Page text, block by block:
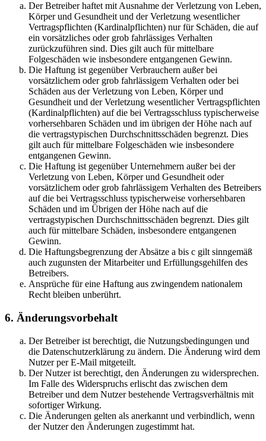
Der Betreiber haftet mit Ausnahme der Verletzung von Leben,
Körper und Gesundheit und der Verletzung wesentlicher
Vertragspflichten (Kardinalpflichten) nur für Schäden, die auf
ein vorsätzliches oder grob fahrlässiges Verhalten
zurückzuführen sind. Dies gilt auch für mittelbare
Folgeschäden wie insbesondere entgangenen Gewinn.
Die Haftung ist gegenüber Verbrauchern außer bei
vorsätzlichem oder grob fahrlässigem Verhalten oder bei
Schäden aus der Verletzung von Leben, Körper und
Gesundheit und der Verletzung wesentlicher Vertragspflichten
(Kardinalpflichten) auf die bei Vertragsschluss typischerweise
vorhersehbaren Schäden und im übrigen der Höhe nach auf
die vertragstypischen Durchschnittsschäden begrenzt. Dies
gilt auch für mittelbare Folgeschäden wie insbesondere
entgangenen Gewinn.
Die Haftung ist gegenüber Unternehmern außer bei der
Verletzung von Leben, Körper und Gesundheit oder
vorsätzlichem oder grob fahrlässigem Verhalten des Betreibers
auf die bei Vertragsschluss typischerweise vorhersehbaren
Schäden und im Übrigen der Höhe nach auf die
vertragstypischen Durchschnittsschäden begrenzt. Dies gilt
auch für mittelbare Schäden, insbesondere entgangenen
Gewinn.
Die Haftungsbegrenzung der Absätze a bis c gilt sinngemäß
auch zugunsten der Mitarbeiter und Erfüllungsgehilfen des
Betreibers.
Ansprüche für eine Haftung aus zwingendem nationalem
Recht bleiben unberührt.
6. Änderungsvorbehalt
Der Betreiber ist berechtigt, die Nutzungsbedingungen und
die Datenschutzerklärung zu ändern. Die Änderung wird dem
Nutzer per E-Mail mitgeteilt.
Der Nutzer ist berechtigt, den Änderungen zu widersprechen.
Im Falle des Widerspruchs erlischt das zwischen dem
Betreiber und dem Nutzer bestehende Vertragsverhältnis mit
sofortiger Wirkung.
Die Änderungen gelten als anerkannt und verbindlich, wenn
der Nutzer den Änderungen zugestimmt hat.